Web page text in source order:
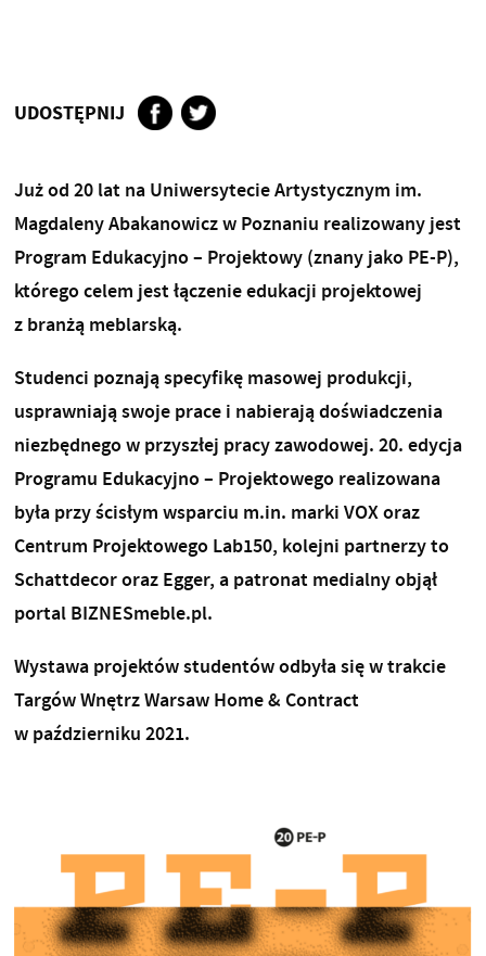
UDOSTĘPNIJ
Już od 20 lat na Uniwersytecie Artystycznym im.
Magdaleny Abakanowicz w Poznaniu realizowany jest
Program Edukacyjno – Projektowy (znany jako PE-P),
którego celem jest łączenie edukacji projektowej
z branżą meblarską.
Studenci poznają specyfikę masowej produkcji,
usprawniają swoje prace i nabierają doświadczenia
niezbędnego w przyszłej pracy zawodowej. 20. edycja
Programu Edukacyjno – Projektowego realizowana
była przy ścisłym wsparciu m.in. marki VOX oraz
Centrum Projektowego Lab150, kolejni partnerzy to
Schattdecor oraz Egger, a patronat medialny objął
portal BIZNESmeble.pl.
Wystawa projektów studentów odbyła się w trakcie
Targów Wnętrz Warsaw Home & Contract
w październiku 2021.